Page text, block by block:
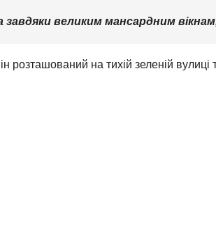
великим мансардним
розташований на тихій зеленій вулиці